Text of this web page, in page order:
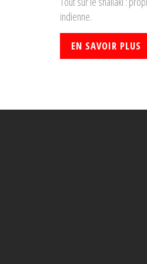
indienne.
EN SAVOIR PLUS